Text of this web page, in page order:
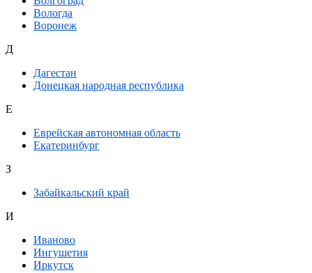
Вологда
Воронеж
Д
Дагестан
Донецкая народная республика
Е
Еврейская автономная область
Екатеринбург
З
Забайкальский край
И
Иваново
Ингушетия
Иркутск